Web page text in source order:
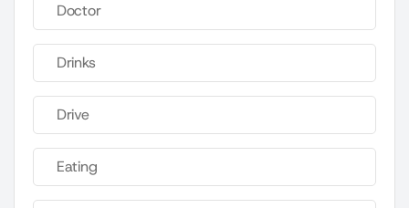
Doctor
Drinks
Drive
Eating